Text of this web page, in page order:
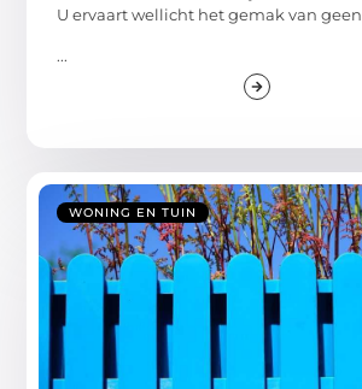
U ervaart wellicht het gemak van geen
...
WONING EN TUIN